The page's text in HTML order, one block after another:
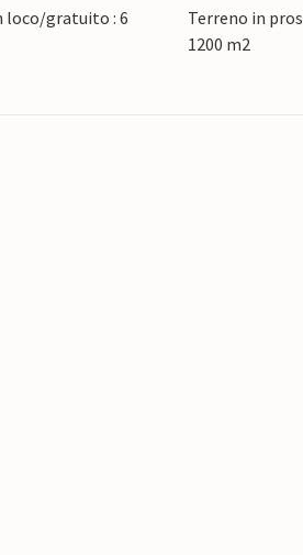
o in barca a vela e
e la Normandia degli
loco/gratuito : 6
Terreno in
1200 m2